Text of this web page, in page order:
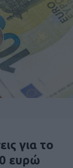
για το
ευρώ